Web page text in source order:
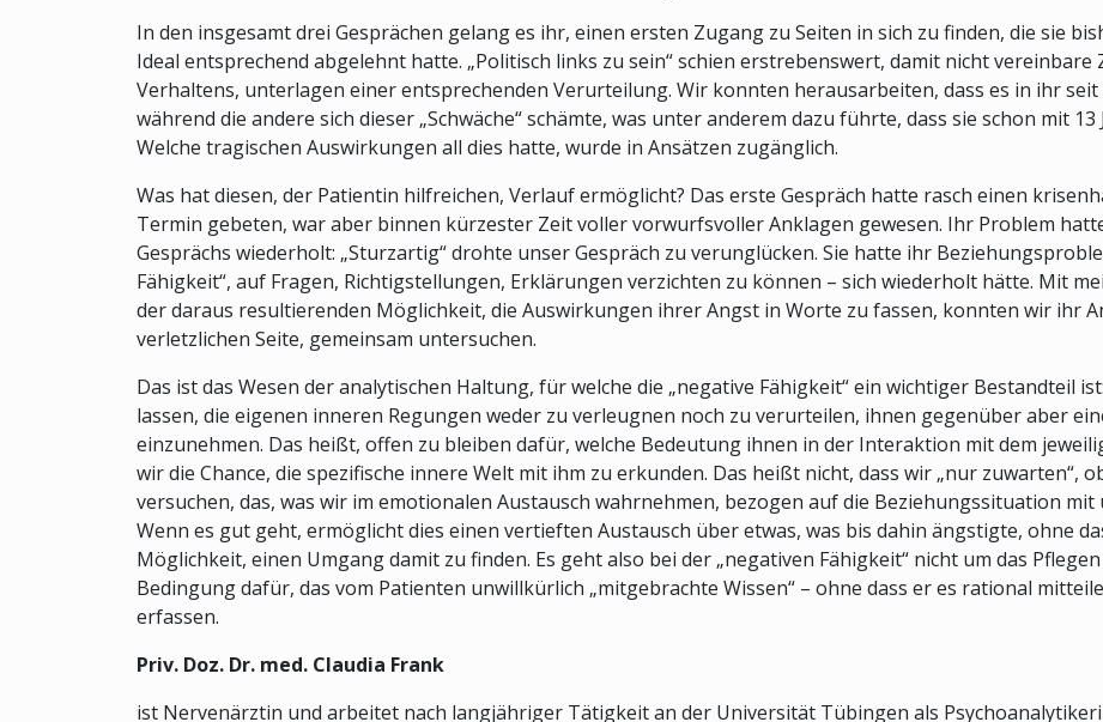
In den insgesamt drei Gesprächen gelang es ihr, einen ersten Zugang zu Seiten in sich zu finden, die sie
Ideal entsprechend abgelehnt hatte. „Politisch links zu sein“ schien erstrebenswert, damit nicht
Verhaltens, unterlagen einer entsprechenden Verurteilung. Wir konnten herausarbeiten, dass es in ihr
während die andere sich dieser „Schwäche“ schämte, was unter anderem dazu führte, dass sie schon mit
Welche tragischen Auswirkungen all dies hatte, wurde in Ansätzen zugänglich.
Was hat diesen, der Patientin hilfreichen, Verlauf ermöglicht? Das erste Gespräch hatte rasch einen
Termin gebeten, war aber binnen kürzester Zeit voller vorwurfsvoller Anklagen gewesen. Ihr Problem
Gesprächs wiederholt: „Sturzartig“ drohte unser Gespräch zu verunglücken. Sie hatte ihr
Fähigkeit“, auf Fragen, Richtigstellungen, Erklärungen verzichten zu können – sich wiederholt hätte. Mit
der daraus resultierenden Möglichkeit, die Auswirkungen ihrer Angst in Worte zu fassen, konnten wir ihr
verletzlichen Seite, gemeinsam untersuchen.
Das ist das Wesen der analytischen Haltung, für welche die „negative Fähigkeit“ ein wichtiger Bestandteil
lassen, die eigenen inneren Regungen weder zu verleugnen noch zu verurteilen, ihnen gegenüber aber
einzunehmen. Das heißt, offen zu bleiben dafür, welche Bedeutung ihnen in der Interaktion mit dem
wir die Chance, die spezifische innere Welt mit ihm zu erkunden. Das heißt nicht, dass wir „nur zuwarten“,
versuchen, das, was wir im emotionalen Austausch wahrnehmen, bezogen auf die Beziehungssituation
Wenn es gut geht, ermöglicht dies einen vertieften Austausch über etwas, was bis dahin ängstigte, ohne
Möglichkeit, einen Umgang damit zu finden. Es geht also bei der „negativen Fähigkeit“ nicht um das
Bedingung dafür, das vom Patienten unwillkürlich „mitgebrachte Wissen“ – ohne dass er es rational
erfassen.
Priv. Doz. Dr. med. Claudia Frank
ist Nervenärztin und arbeitet nach langjähriger Tätigkeit an der Universität Tübingen als